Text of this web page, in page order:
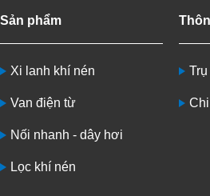
Sản phẩm
Xi lanh khí nén
Van điện từ
Nối nhanh - dây hơi
Lọc khí nén